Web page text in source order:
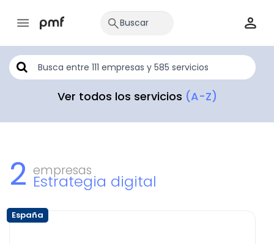
Ver todos los servicios (A-Z)
2 empresas
Estrategia digital
España